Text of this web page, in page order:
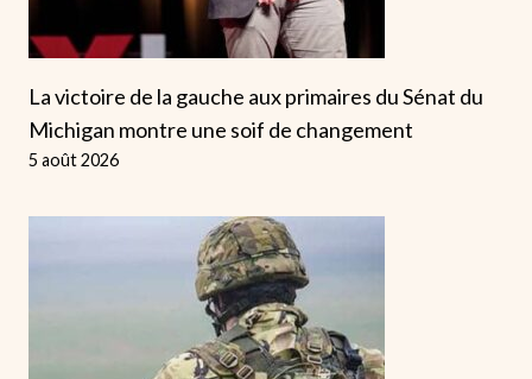
La victoire de la gauche aux primaires du Sénat du
Michigan montre une soif de changement
5 août 2026